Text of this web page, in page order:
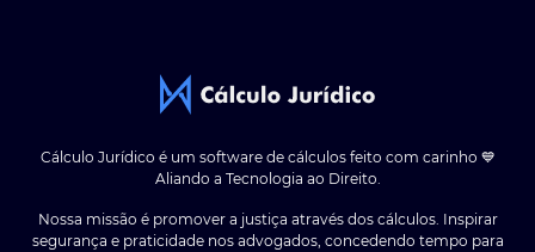
Cálculo Jurídico é um software de cálculos feito com carinho 💙
Aliando a Tecnologia ao Direito.
Nossa missão é promover a justiça através dos cálculos. Inspirar
segurança e praticidade nos advogados, concedendo tempo para